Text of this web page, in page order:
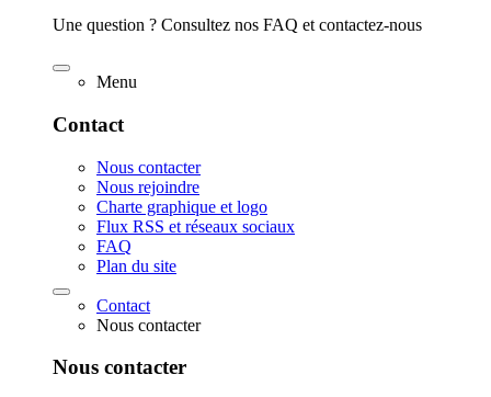
Une question ? Consultez nos FAQ et contactez-nous
Menu
Contact
Nous contacter
Nous rejoindre
Charte graphique et logo
Flux RSS et réseaux sociaux
FAQ
Plan du site
Contact
Nous contacter
Nous contacter